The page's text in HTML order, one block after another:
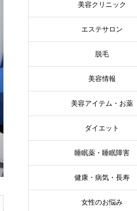
美容クリニック
エステサロン
脱毛
美容情報
美容アイテム・お薬
ダイエット
睡眠薬・睡眠障害
健康・病気・長寿
女性のお悩み